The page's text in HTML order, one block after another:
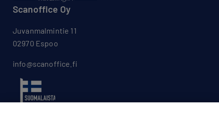
Scanoffice Oy
Juvanmalmintie 11
02970 Espoo
info@scanoffice.fi